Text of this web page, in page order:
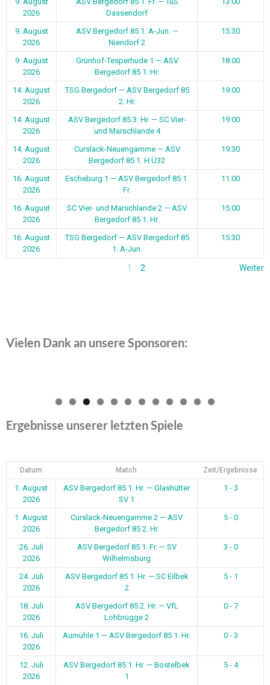
2026
Dassendorf
9. August
2026
ASV Bergedorf 85 1. A-Jun. —
Niendorf 2
15:30
9. August
2026
Grünhof-Tesperhude 1 — ASV
Bergedorf 85 1. Hr.
18:00
14. August
2026
TSG Bergedorf — ASV Bergedorf 85
2. Hr.
19:00
14. August
2026
ASV Bergedorf 85 3. Hr. — SC Vier-
und Marschlande 4
19:00
14. August
2026
Curslack-Neuengamme — ASV
Bergedorf 85 1. H Ü32
19:30
16. August
2026
Escheburg 1 — ASV Bergedorf 85 1.
Fr.
11:00
16. August
2026
SC Vier- und Marschlande 2 — ASV
Bergedorf 85 1. Hr.
15:00
16. August
2026
TSG Bergedorf — ASV Bergedorf 85
1. A-Jun.
15:30
1 2 Weiter
Vielen Dank an unsere Sponsoren:
0 1 2
Ergebnisse unserer letzten Spiele
Datum Match Zeit/Ergebnisse
1. August
2026
ASV Bergedorf 85 1. Hr. — Glashütter
SV 1
1 - 3
1. August
2026
Curslack-Neuengamme 2 — ASV
Bergedorf 85 2. Hr.
5 - 0
26. Juli
2026
ASV Bergedorf 85 1. Fr. — SV
Wilhelmsburg
3 - 0
24. Juli
2026
ASV Bergedorf 85 1. Hr. — SC Eilbek
2
5 - 1
18. Juli
2026
ASV Bergedorf 85 2. Hr. — VfL
Lohbrügge 2
0 - 7
16. Juli
2026
Aumühle 1 — ASV Bergedorf 85 1. Hr. 0 - 3
12. Juli
2026
ASV Bergedorf 85 1. Hr. — Bostelbek
1
5 - 4